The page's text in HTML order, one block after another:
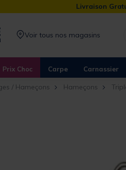
Livraison
Voir tous nos magasins
Prix Choc Carpe Carnassier
/ Hameçons Hameçons